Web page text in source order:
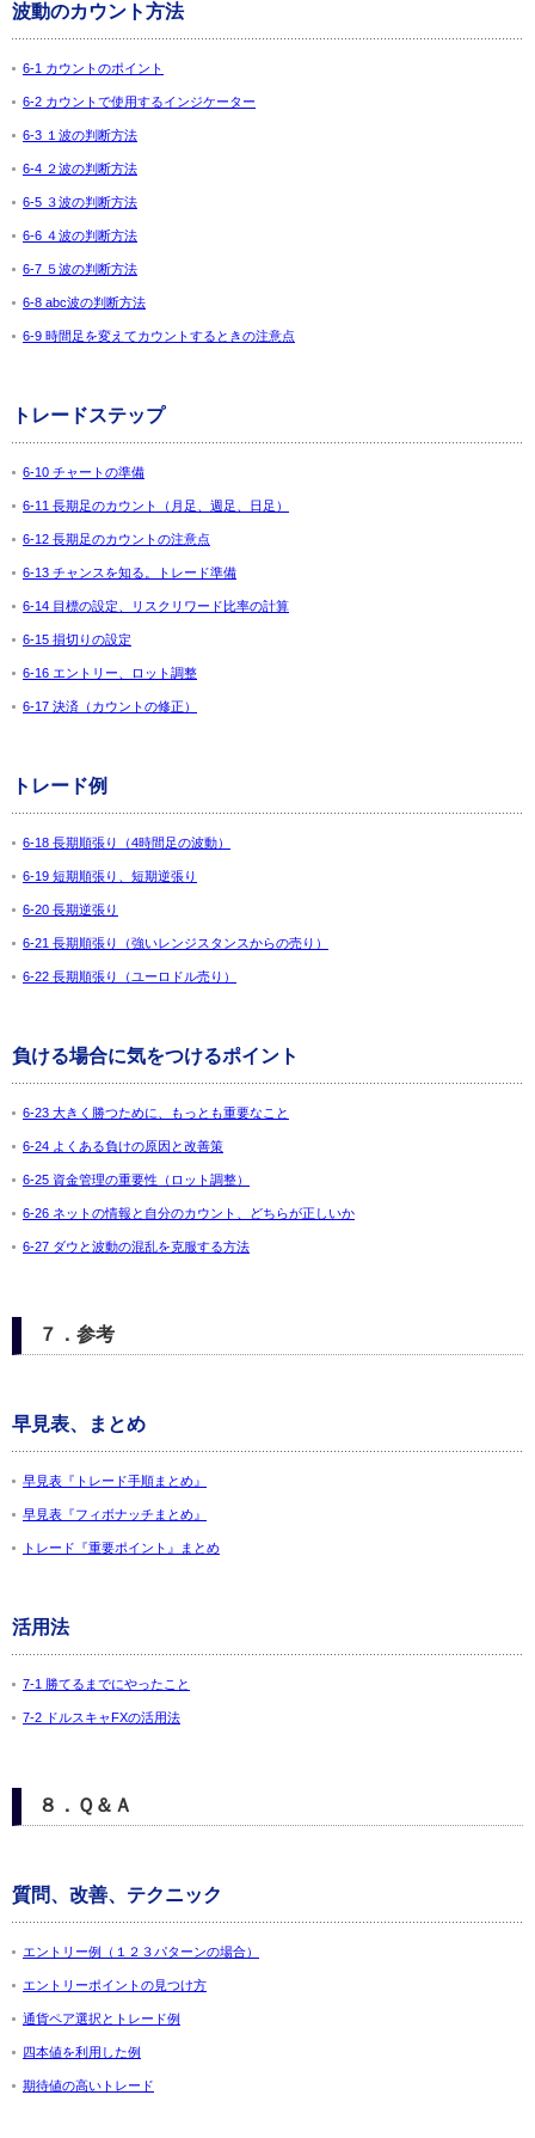
波動のカウント方法
6-1 カウントのポイント
6-2 カウントで使用するインジケーター
6-3 １波の判断方法
6-4 ２波の判断方法
6-5 ３波の判断方法
6-6 ４波の判断方法
6-7 ５波の判断方法
6-8 abc波の判断方法
6-9 時間足を変えてカウントするときの注意点
トレードステップ
6-10 チャートの準備
6-11 長期足のカウント（月足、週足、日足）
6-12 長期足のカウントの注意点
6-13 チャンスを知る。トレード準備
6-14 目標の設定、リスクリワード比率の計算
6-15 損切りの設定
6-16 エントリー、ロット調整
6-17 決済（カウントの修正）
トレード例
6-18 長期順張り（4時間足の波動）
6-19 短期順張り、短期逆張り
6-20 長期逆張り
6-21 長期順張り（強いレンジスタンスからの売り）
6-22 長期順張り（ユーロドル売り）
負ける場合に気をつけるポイント
6-23 大きく勝つために、もっとも重要なこと
6-24 よくある負けの原因と改善策
6-25 資金管理の重要性（ロット調整）
6-26 ネットの情報と自分のカウント、どちらが正しいか
6-27 ダウと波動の混乱を克服する方法
７．参考
早見表、まとめ
早見表『トレード手順まとめ』
早見表『フィボナッチまとめ』
トレード『重要ポイント』まとめ
活用法
7-1 勝てるまでにやったこと
7-2 ドルスキャFXの活用法
８．Ｑ＆Ａ
質問、改善、テクニック
エントリー例（１２３パターンの場合）
エントリーポイントの見つけ方
通貨ペア選択とトレード例
四本値を利用した例
期待値の高いトレード